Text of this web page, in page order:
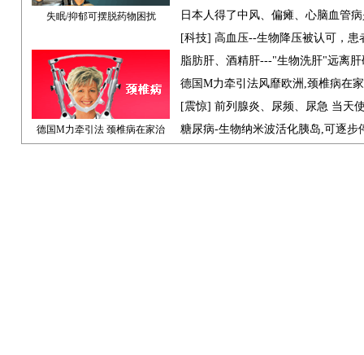
失眠/抑郁可摆脱药物困扰
日本人得了中风、偏瘫、心脑血管
[科技] 高血压--生物降压被认可，患
德国M力牵引法 颈椎病在家治
脂肪肝、酒精肝---"生物洗肝"远离肝
德国M力牵引法风靡欧洲,颈椎病在
[震惊] 前列腺炎、尿频、尿急 当天
糖尿病-生物纳米波活化胰岛,可逐步